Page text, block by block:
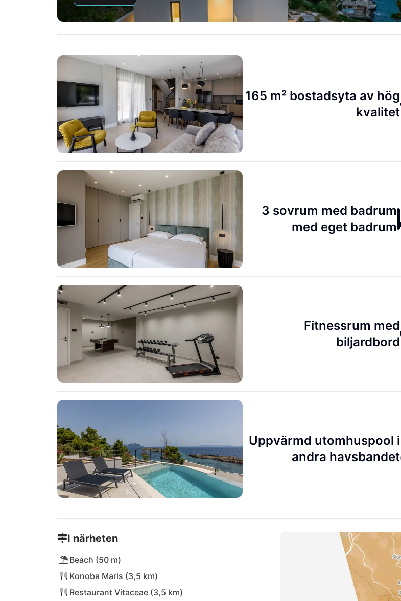
165 m² bostadsyta av hög
kvalitet
3 sovrum med badrum
med eget badrum
Fitnessrum med
biljardbord
Uppvärmd utomhuspool i
andra havsbandet
I närheten
Beach (50 m)
Konoba Maris (3,5 km)
Restaurant Vitaceae (3,5 km)